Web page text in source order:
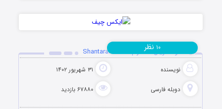
دانلود سریال شانتارام Shantaram 2022
نویسنده ۳۱ شهریور ۱۴۰۲
دوبله فارسی ۶۷۸۸۰ بازدید
۱۰ نظر